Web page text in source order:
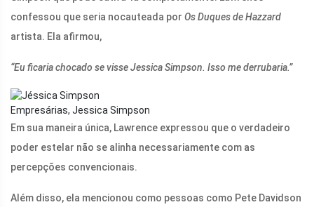
confessou que seria nocauteada por Os Duques de Hazzard
artista. Ela afirmou,
“Eu ficaria chocado se visse Jessica Simpson. Isso me derrubaria.”
Empresárias, Jessica Simpson
Em sua maneira única, Lawrence expressou que o verdadeiro
poder estelar não se alinha necessariamente com as
percepções convencionais.
Além disso, ela mencionou como pessoas como Pete Davidson